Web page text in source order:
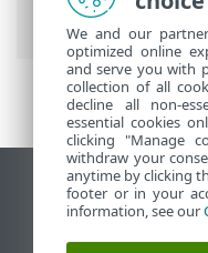
Account> ESET
Visualizza sito
End of Life
We and our
optimized online
and serve you with
collection of all
decline all non-
essential cookies
clicking "Manage
withdraw your
anytime by clicking
footer or in your
information, see our